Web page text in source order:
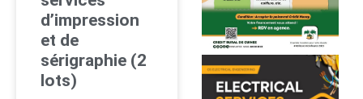
d’impression
et de
sérigraphie (2
lots)